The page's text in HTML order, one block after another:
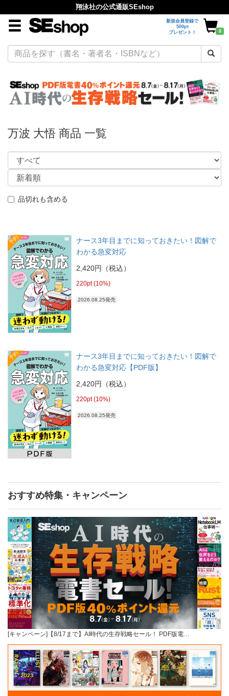
翔泳社の公式通販SEshop
新規会員登録で
500pt
プレゼント！
0
万波 大悟 商品 一覧
品切れも含める
予約
ナース3年目までに知っておきたい！図解で
わかる急変対応
2,420円（税込）
220pt (10%)
2026.08.25発売
予約
ナース3年目までに知っておきたい！図解で
わかる急変対応【PDF版】
2,420円（税込）
220pt (10%)
2026.08.25発売
おすすめ特集・キャンペーン
[キャンペーン]【8/17まで】AI時代の生存戦略セール！ PDF版電…